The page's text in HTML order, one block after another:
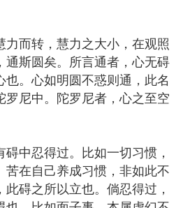
而转，慧力之大小，在观照
通斯圆矣。所言通者，心无碍
也。心如明圆不惑则通，此名
罗尼中。陀罗尼者，心之至空
中忍得过。比如一切习惯，
苦在自己养成习惯，非如此不
碍之所以立也。倘忍得过，